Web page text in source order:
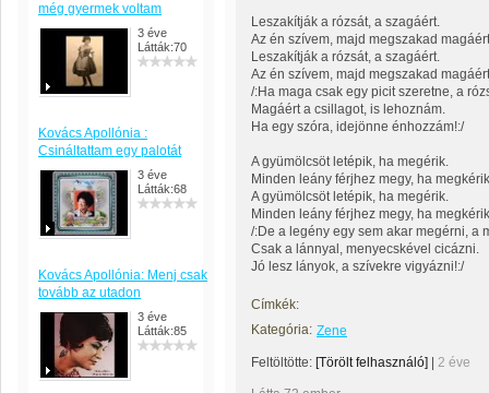
még gyermek voltam
3 éve
Látták:70
Kovács Apollónia :
Csináltattam egy palotát
3 éve
Látták:68
Kovács Apollónia: Menj csak
tovább az utadon
3 éve
Látták:85
Leszakítják a rózsát, a szagáért.
Az én szívem, majd megszakad
Leszakítják a rózsát, a szagáért.
Az én szívem, majd megszakad
/:Ha maga csak egy picit szeretne, a
Magáért a csillagot, is lehoznám.
Ha egy szóra, idejönne énhozzám!:/
A gyümölcsöt letépik, ha megérik.
Minden leány férjhez megy, ha
A gyümölcsöt letépik, ha megérik.
Minden leány férjhez megy, ha
/:De a legény egy sem akar megérni, a
Csak a lánnyal, menyecskével cicázni.
Jó lesz lányok, a szívekre vigyázni!:/
Címkék:
Kategória: Zene
Feltöltötte: [Törölt felhasználó] 2 éve